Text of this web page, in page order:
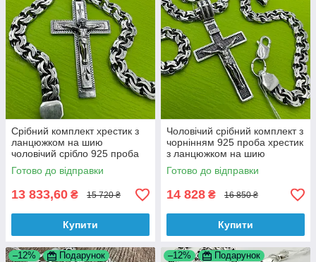
Срібний комплект хрестик з
ланцюжком на шию
чоловічий срібло 925 проба
Готово до відправки
13 833,60 ₴ 15 720 ₴
Купити
Чоловічий срібний комплект з
чорнінням 925 проба хрестик
з ланцюжком на шию
Готово до відправки
14 828 ₴ 16 850 ₴
Купити
–12% Подарунок –12% Подарунок